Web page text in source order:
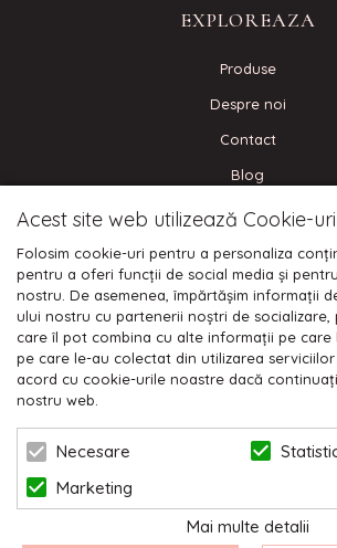
© 2026 NIKODO | POWERED BY
EXPLOREAZA
Produse
Despre noi
Contact
Blog
CONECTEAZA-TE
Plata cu cardul:
Acest site web utilizează Cookie-uri
Folosim cookie-uri pentru a personaliza
pentru a oferi funcții de social media și
nostru. De asemenea, împărtășim informații
ului nostru cu partenerii noștri de socializare,
care îl pot combina cu alte informații pe
pe care le-au colectat din utilizarea
acord cu cookie-urile noastre dacă
nostru web.
Necesare
Marketing
Mai multe detalii